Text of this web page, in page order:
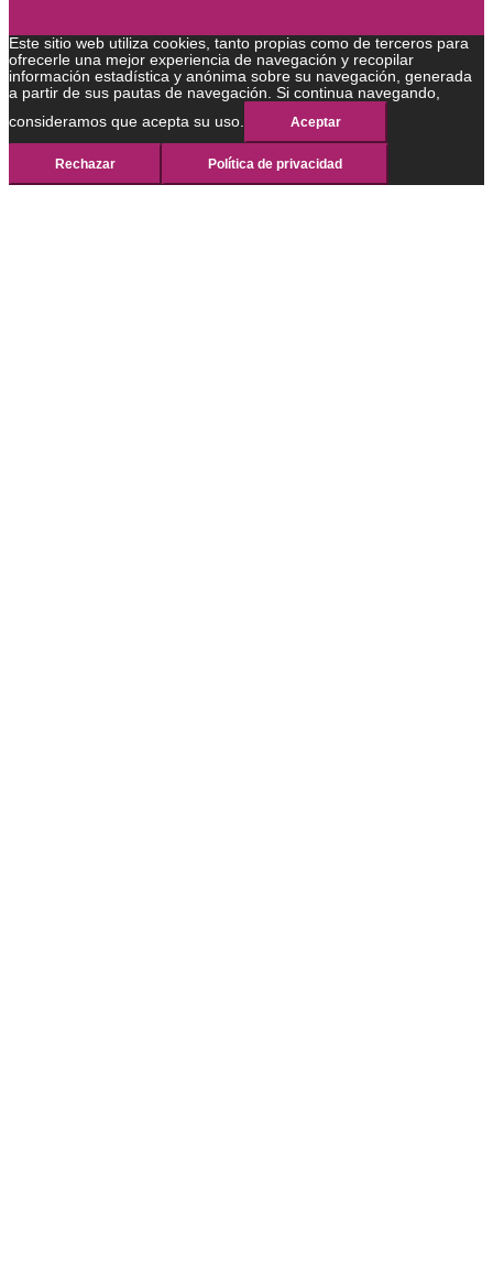
Este sitio web utiliza cookies, tanto propias como de terceros para
ofrecerle una mejor experiencia de navegación y recopilar
información estadística y anónima sobre su navegación, generada
a partir de sus pautas de navegación. Si continua navegando,
consideramos que acepta su uso.
Aceptar
Rechazar Política de privacidad